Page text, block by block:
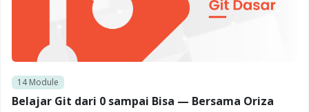
14Module
Belajar Git dari 0 sampai Bisa — Bersama Oriza